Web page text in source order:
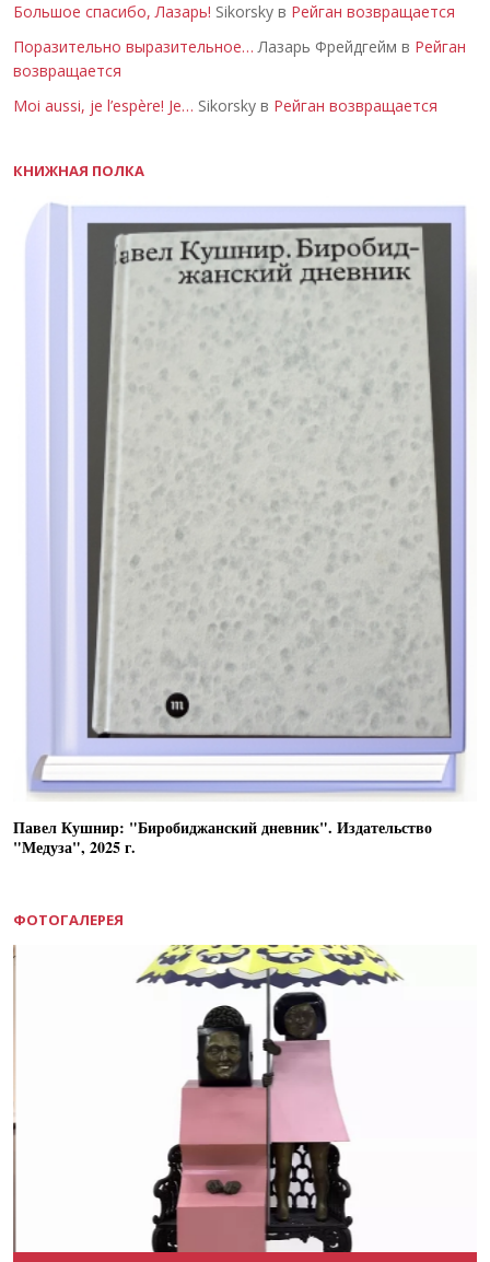
Большое спасибо, Лазарь! Sikorsky в Рейган возвращается
Поразительно выразительное… Лазарь Фрейдгейм в Рейган
возвращается
Moi aussi, je l’espère! Je… Sikorsky в Рейган возвращается
КНИЖНАЯ ПОЛКА
Павел Кушнир: "Биробиджанский дневник". Издательство
"Медуза", 2025 г.
ФОТОГАЛЕРЕЯ